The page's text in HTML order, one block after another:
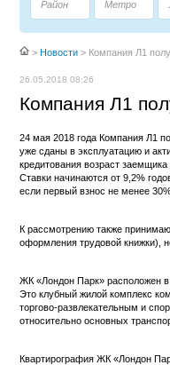
Район Метро
> Новости > Компания Л1
26.05.2018 08:26
Компания Л1
24 мая 2018 года Компания Л1
уже сданы в эксплуатацию и
кредитования возраст
Ставки начинаются от 9,2%
если первый взнос не менее
К рассмотрению также
оформления трудовой книжки),
ЖК «Лондон Парк» расположен в
Это клубный жилой комплекс
торгово-развлекательным и
относительно основных
Квартирография ЖК «Лондон